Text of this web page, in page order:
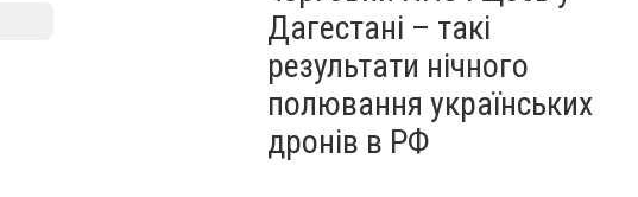
Дагестані – такі
результати нічного
полювання українських
дронів в РФ